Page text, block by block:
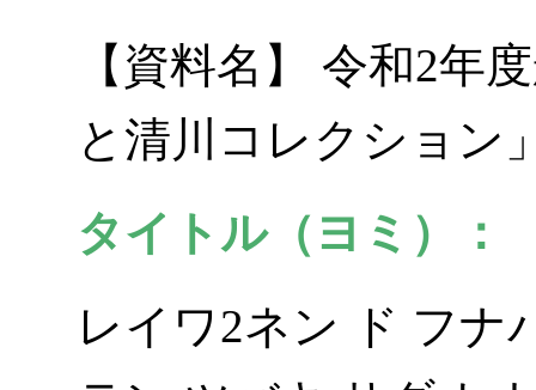
【資料名】 令和2年
と清川コレクション
タイトル（ヨミ）：
レイワ2ネン ド フナ